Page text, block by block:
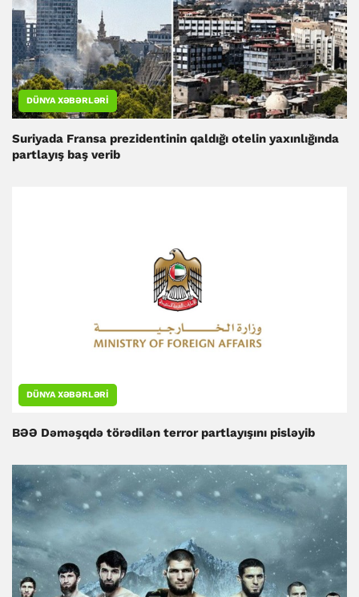
DÜNYA XƏBƏRLƏRI
Suriyada Fransa prezidentinin qaldığı otelin yaxınlığında
partlayış baş verib
DÜNYA XƏBƏRLƏRI
BƏƏ Dəməşqdə törədilən terror partlayışını pisləyib